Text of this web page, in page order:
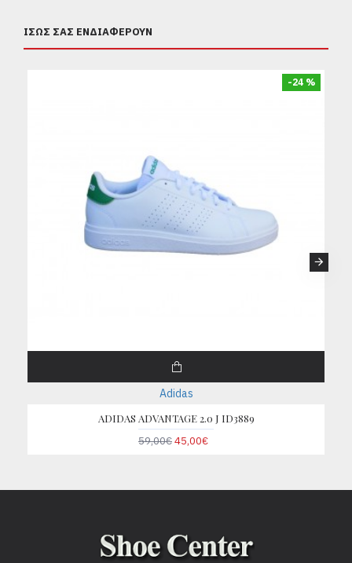
ΊΣΩΣ ΣΑΣ ΕΝΔΙΑΦΈΡΟΥΝ
-24 %
Adidas
ADIDAS ADVANTAGE 2.0 J ID3889
59,00€45,00€